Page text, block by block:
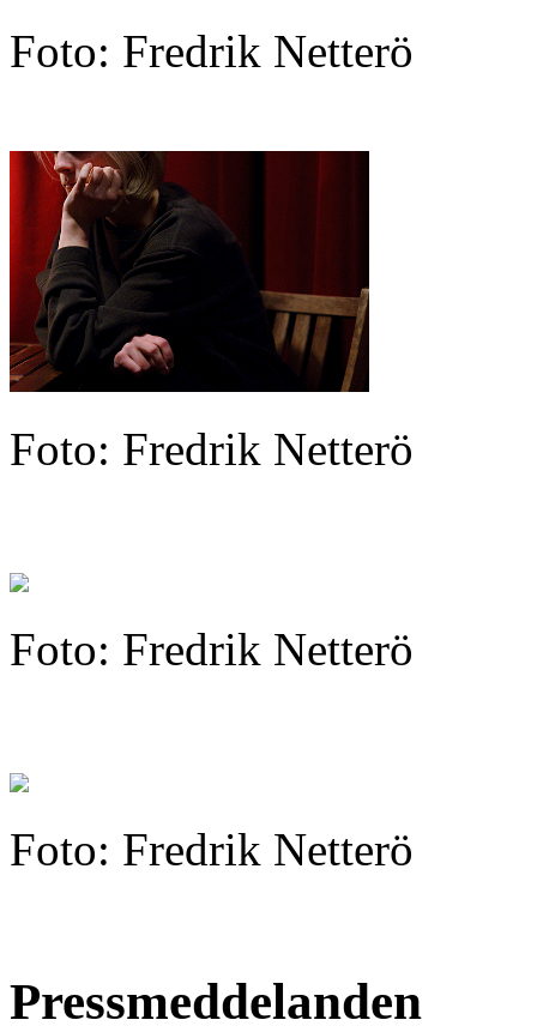
Foto: Fredrik Netterö
Foto: Fredrik Netterö
Foto: Fredrik Netterö
Foto: Fredrik Netterö
Pressmeddelanden